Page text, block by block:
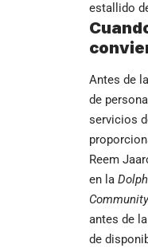
estallido
Antes de
de
servicios
Reem
en la
antes de
de